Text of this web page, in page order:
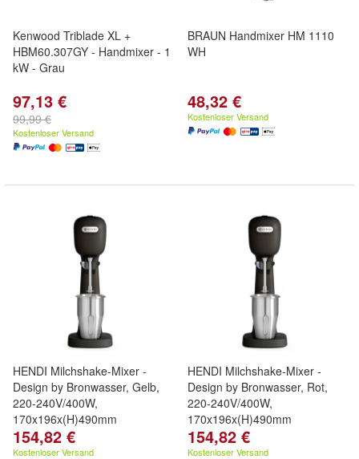
Kenwood Triblade XL +
HBM60.307GY - Handmixer - 1
kW - Grau
97,13 €
99,99 €
Kostenloser Versand
BRAUN Handmixer HM 1110
WH
48,32 €
Kostenloser Versand
HENDI Milchshake-Mixer -
Design by Bronwasser, Gelb,
220-240V/400W,
170x196x(H)490mm
154,82 €
Kostenloser Versand
HENDI Milchshake-Mixer -
Design by Bronwasser, Rot,
220-240V/400W,
170x196x(H)490mm
154,82 €
Kostenloser Versand